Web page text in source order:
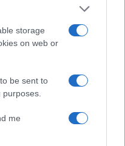
storage
on web or
be sent to
me